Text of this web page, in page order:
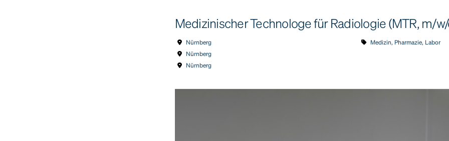
Medizinischer Technologe für Radiologie (MTR, m/
Nürnberg
Nürnberg
Nürnberg
Medizin, Pharmazie, Labor